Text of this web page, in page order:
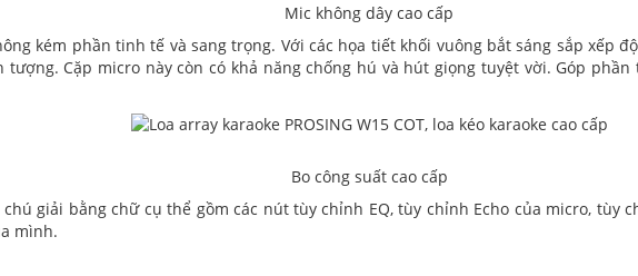
Mic không dây cao cấp
kém phần tinh tế và sang trọng. Với các họa tiết khối vuông bắt sáng sắp xếp
tượng. Cặp micro này còn có khả năng chống hú và hút giọng tuyệt vời. Góp
Bo công suất cao cấp
giải bằng chữ cụ thể gồm các nút tùy chỉnh EQ, tùy chỉnh Echo của micro, tùy
mình.